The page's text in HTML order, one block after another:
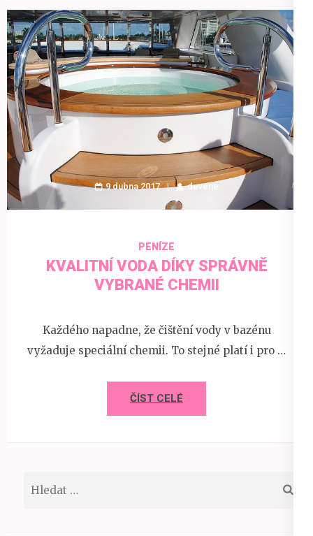
9 dubna 2017 devene
PENÍZE
KVALITNÍ VODA DÍKY SPRÁVNĚ
VYBRANÉ CHEMII
Každého napadne, že čištění vody v bazénu
vyžaduje speciální chemii. To stejné platí i pro …
ČÍST CELÉ